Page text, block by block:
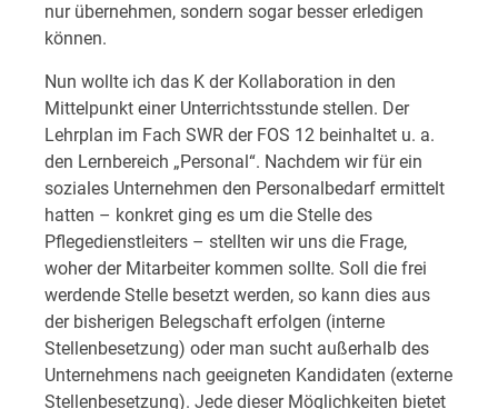
nur übernehmen, sondern sogar besser erledigen
können.
Nun wollte ich das K der Kollaboration in den
Mittelpunkt einer Unterrichtsstunde stellen. Der
Lehrplan im Fach SWR der FOS 12 beinhaltet u. a.
den Lernbereich „Personal“. Nachdem wir für ein
soziales Unternehmen den Personalbedarf ermittelt
hatten – konkret ging es um die Stelle des
Pflegedienstleiters – stellten wir uns die Frage,
woher der Mitarbeiter kommen sollte. Soll die frei
werdende Stelle besetzt werden, so kann dies aus
der bisherigen Belegschaft erfolgen (interne
Stellenbesetzung) oder man sucht außerhalb des
Unternehmens nach geeigneten Kandidaten (externe
Stellenbesetzung). Jede dieser Möglichkeiten bietet